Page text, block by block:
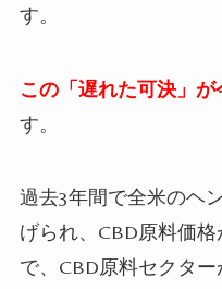
す。
この「遅れた可決」
す。
過去3年間で全米のヘ
げられ、 CBD原料価格
で、 CBD原料セクタ